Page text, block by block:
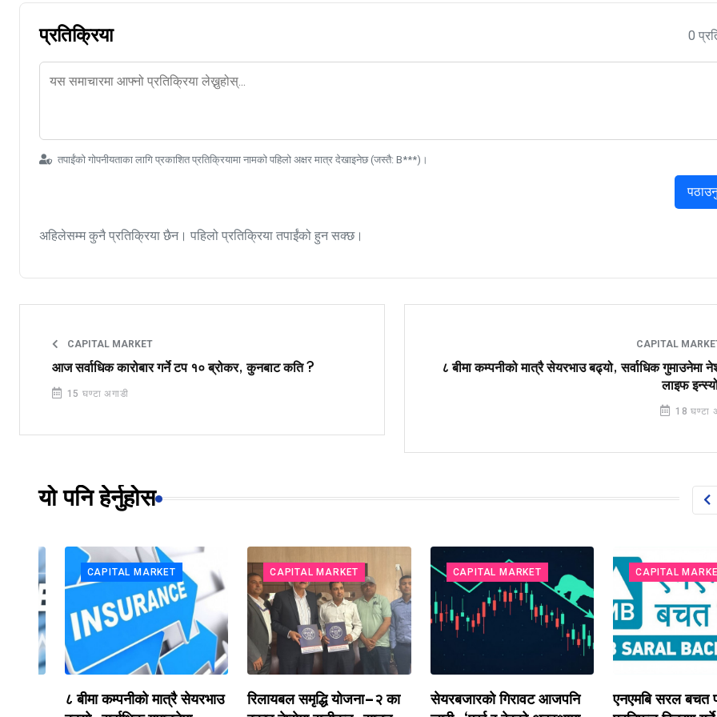
प्रतिक्रिया 0
तपाईंको गोपनीयताका लागि प्रकाशित प्रतिक्रियामा नामको पहिलो अक्षर मात्र देखाइनेछ (जस्तै: B***)।
अहिलेसम्म कुनै प्रतिक्रिया छैन। पहिलो प्रतिक्रिया तपाईंको हुन सक्छ।
CAPITAL MARKET
आज सर्वाधिक कारोबार गर्ने टप १० ब्रोकर, कुनबाट कति ?
15 घण्टा अगाडी
CAPITAL
८ बीमा कम्पनीको मात्रै सेयरभाउ बढ्यो, सर्वाधिक गुमाउनेमा
लाइफ
18 घण्टा
यो पनि हेर्नुहोस
CAPITAL MARKET
८ बीमा कम्पनीको मात्रै सेयरभाउ
CAPITAL MARKET
रिलायबल समृद्धि योजना–२ का
CAPITAL MARKET
सेयरबजारको गिरावट आजपनि
CAPITAL MARKET
एनएमबि सरल बचत